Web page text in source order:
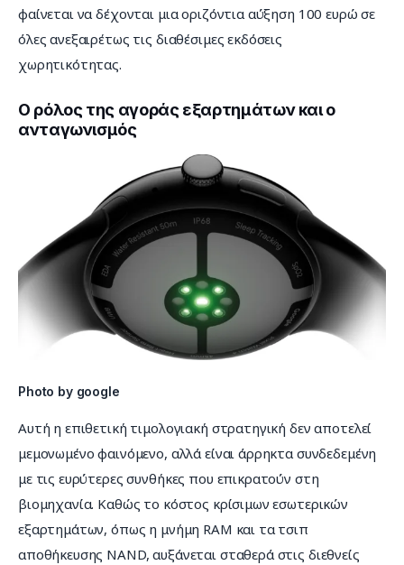
φαίνεται να δέχονται μια οριζόντια αύξηση 100 ευρώ σε
όλες ανεξαιρέτως τις διαθέσιμες εκδόσεις
χωρητικότητας.
Ο ρόλος της αγοράς εξαρτημάτων και ο
ανταγωνισμός
Photo by google
Αυτή η επιθετική τιμολογιακή στρατηγική δεν αποτελεί
μεμονωμένο φαινόμενο, αλλά είναι άρρηκτα συνδεδεμένη
με τις ευρύτερες συνθήκες που επικρατούν στη
βιομηχανία. Καθώς το κόστος κρίσιμων εσωτερικών
εξαρτημάτων, όπως η μνήμη RAM και τα τσιπ
αποθήκευσης NAND, αυξάνεται σταθερά στις διεθνείς